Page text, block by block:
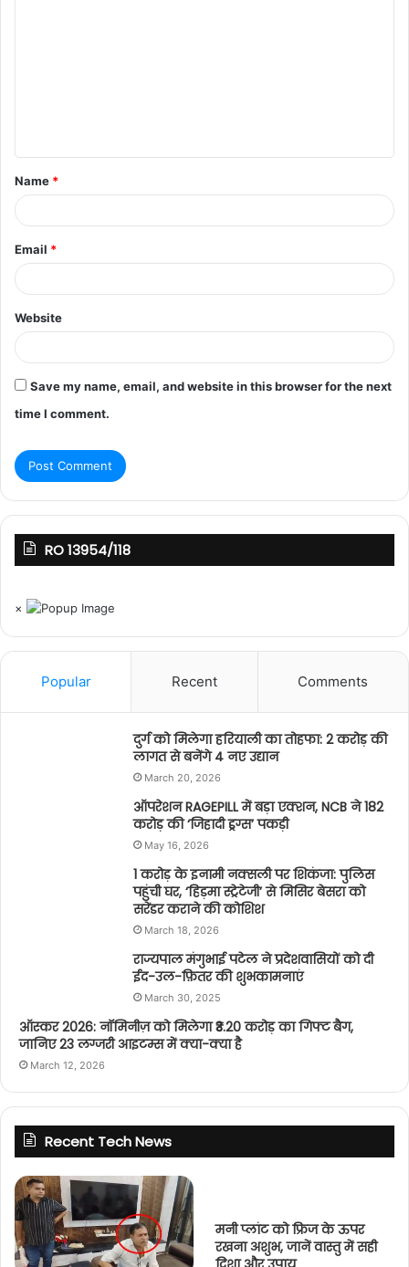
Name *
Email *
Website
Save my name, email, and website in this browser for the next
time I comment.
RO 13954/118
×
Popular Recent Comments
दुर्ग को मिलेगा हरियाली का तोहफा: 2 करोड़ की
लागत से बनेंगे 4 नए उद्यान
March 20, 2026
ऑपरेशन RAGEPILL में बड़ा एक्शन, NCB ने 182
करोड़ की ‘जिहादी ड्रग्स’ पकड़ी
May 16, 2026
1 करोड़ के इनामी नक्सली पर शिकंजा: पुलिस
पहुंची घर, ‘हिड़मा स्ट्रेटेजी’ से मिसिर बेसरा को
सरेंडर कराने की कोशिश
March 18, 2026
राज्यपाल मंगुभाई पटेल ने प्रदेशवासियों को दी
ईद-उल-फ़ितर की शुभकामनाएं
March 30, 2025
ऑस्कर 2026: नॉमिनीज़ को मिलेगा ₹3.20 करोड़ का गिफ्ट बैग,
जानिए 23 लग्जरी आइटम्स में क्या-क्या है
March 12, 2026
Recent Tech News
मनी प्लांट को फ्रिज के ऊपर
रखना अशुभ, जानें वास्तु में सही